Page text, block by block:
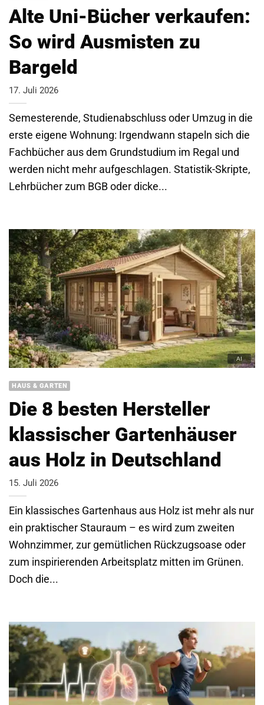
Alte Uni-Bücher verkaufen:
So wird Ausmisten zu
Bargeld
17. Juli 2026
Semesterende, Studienabschluss oder Umzug in die
erste eigene Wohnung: Irgendwann stapeln sich die
Fachbücher aus dem Grundstudium im Regal und
werden nicht mehr aufgeschlagen. Statistik-Skripte,
Lehrbücher zum BGB oder dicke...
HAUS & GARTEN
Die 8 besten Hersteller
klassischer Gartenhäuser
aus Holz in Deutschland
15. Juli 2026
Ein klassisches Gartenhaus aus Holz ist mehr als nur
ein praktischer Stauraum – es wird zum zweiten
Wohnzimmer, zur gemütlichen Rückzugsoase oder
zum inspirierenden Arbeitsplatz mitten im Grünen.
Doch die...